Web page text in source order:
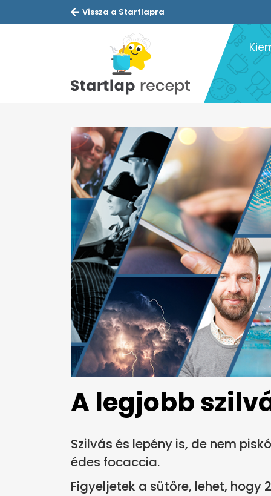
Vissza a Startlapra
A legjobb
Szilvás és lepény is, de nem
édes focaccia.
Figyeljetek a sütőre, lehet, hogy